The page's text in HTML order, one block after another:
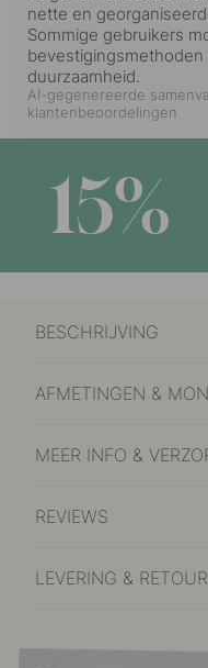
nette en
Sommige gebruikers
duurzaamheid.
AI-gegenereerde
klantenbeoordelingen
15%
BESCHRIJVING
AFMETINGEN &
MEER INFO &
REVIEWS
LEVERING & RETOUR